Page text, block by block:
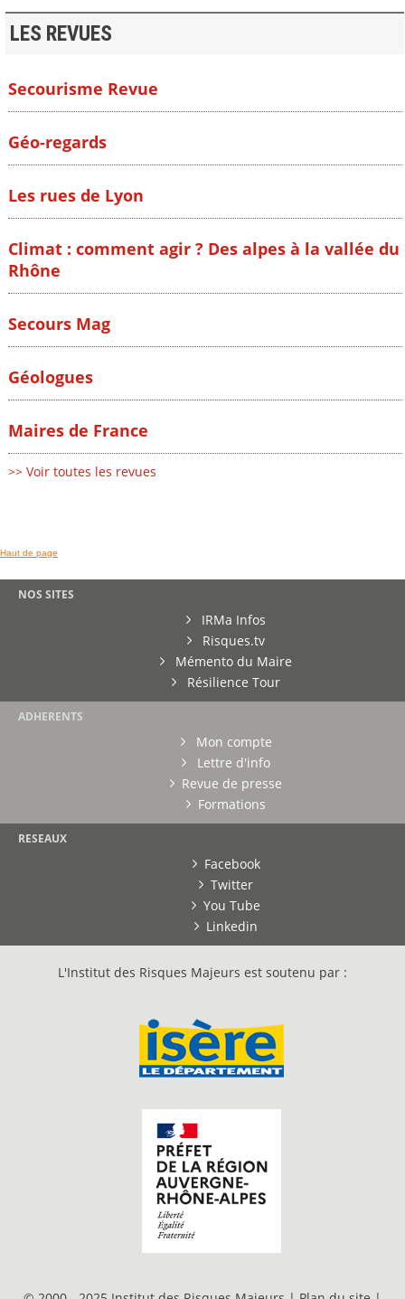
LES REVUES
Secourisme Revue
Géo-regards
Les rues de Lyon
Climat : comment agir ? Des alpes à la vallée du
Rhône
Secours Mag
Géologues
Maires de France
>> Voir toutes les revues
Haut de page
NOS SITES
IRMa Infos
Risques.tv
Mémento du Maire
Résilience Tour
ADHERENTS
Mon compte
Lettre d'info
Revue de presse
Formations
RESEAUX
Facebook
Twitter
You Tube
Linkedin
L'Institut des Risques Majeurs est soutenu par :